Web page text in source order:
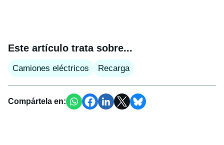
Este artículo trata sobre...
Camiones eléctricos Recarga
Compártela en: